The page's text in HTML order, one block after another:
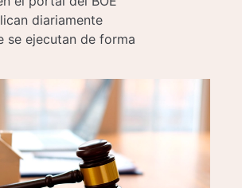
diariamente
se ejecutan de forma